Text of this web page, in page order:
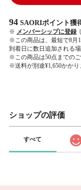
94 SAORIポイント獲
※ メンバーシップに登録
※この商品は、最短で8月
到着日に数日追加される場
※この商品は50点までの
※送料が別途¥1,650かかり
ショップの評価
すべて